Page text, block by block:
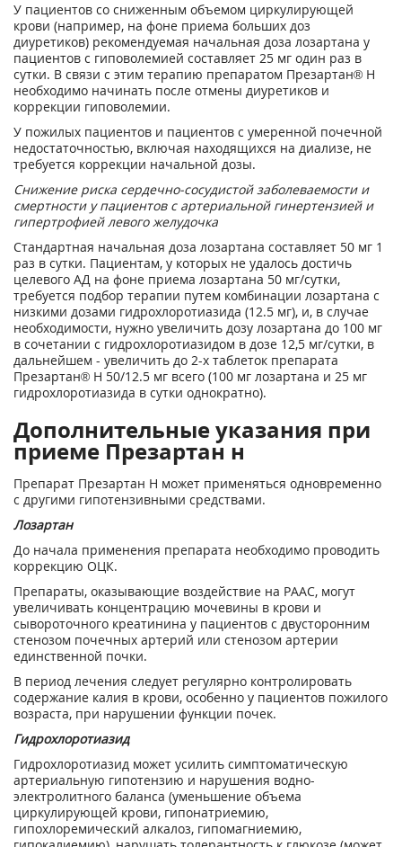
У пациентов со сниженным объемом циркулирующей
крови (например, на фоне приема больших доз
диуретиков) рекомендуемая начальная доза лозартана у
пациентов с гиповолемией составляет 25 мг один раз в
сутки. В связи с этим терапию препаратом Презартан® Н
необходимо начинать после отмены диуретиков и
коррекции гиповолемии.
У пожилых пациентов и пациентов с умеренной почечной
недостаточностью, включая находящихся на диализе, не
требуется коррекции начальной дозы.
Снижение риска сердечно-сосудистой заболеваемости и
смертности у пациентов с артериальной гинертензией и
гипертрофией левого желудочка
Стандартная начальная доза лозартана составляет 50 мг 1
раз в сутки. Пациентам, у которых не удалось достичь
целевого АД на фоне приема лозартана 50 мг/сутки,
требуется подбор терапии путем комбинации лозартана с
низкими дозами гидрохлоротиазида (12.5 мг), и, в случае
необходимости, нужно увеличить дозу лозартана до 100 мг
в сочетании с гидрохлоротиазидом в дозе 12,5 мг/сутки, в
дальнейшем - увеличить до 2-х таблеток препарата
Презартан® Н 50/12.5 мг всего (100 мг лозартана и 25 мг
гидрохлоротиазида в сутки однократно).
Дополнительные указания при
приеме Презартан н
Препарат Презартан Н может применяться одновременно
с другими гипотензивными средствами.
Лозартан
До начала применения препарата необходимо проводить
коррекцию ОЦК.
Препараты, оказывающие воздействие на РААС, могут
увеличивать концентрацию мочевины в крови и
сывороточного креатинина у пациентов с двусторонним
стенозом почечных артерий или стенозом артерии
единственной почки.
В период лечения следует регулярно контролировать
содержание калия в крови, особенно у пациентов пожилого
возраста, при нарушении функции почек.
Гидрохлоротиазид
Гидрохлоротиазид может усилить симптоматическую
артериальную гипотензию и нарушения водно-
электролитного баланса (уменьшение объема
циркулирующей крови, гипонатриемию,
гипохлоремический алкалоз, гипомагниемию,